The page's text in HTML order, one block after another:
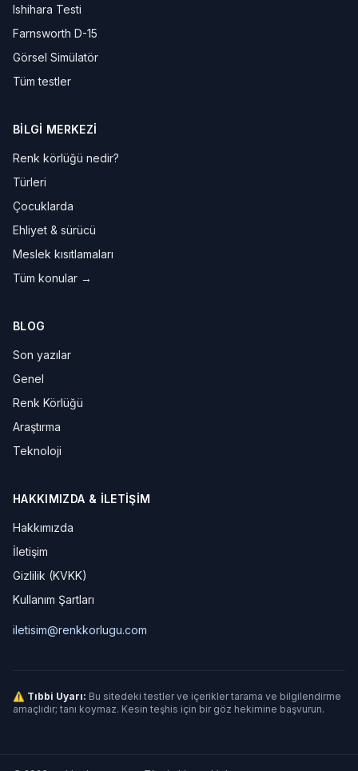
Ishihara Testi
Farnsworth D-15
Görsel Simülatör
Tüm testler
BILGI MERKEZI
Renk körlüğü nedir?
Türleri
Çocuklarda
Ehliyet & sürücü
Meslek kısıtlamaları
Tüm konular →
BLOG
Son yazılar
Genel
Renk Körlüğü
Araştırma
Teknoloji
HAKKIMIZDA & İLETIŞIM
Hakkımızda
İletişim
Gizlilik (KVKK)
Kullanım Şartları
iletisim@renkkorlugu.com
⚠ Tıbbi Uyarı: Bu sitedeki testler ve içerikler tarama ve bilgilendirme
amaçlıdır; tanı koymaz. Kesin teşhis için bir göz hekimine başvurun.